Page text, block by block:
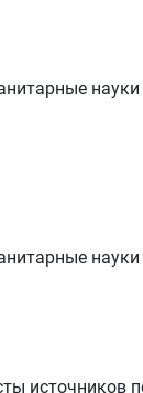
источников